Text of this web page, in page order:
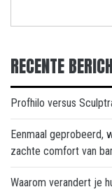
RECENTE
Profhilo versus
Eenmaal geprobeerd,
zachte comfort van
Waarom verandert je